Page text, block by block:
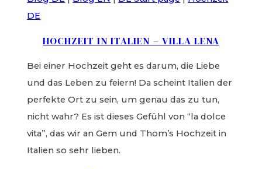
DE
HOCHZEIT IN ITALIEN – VILLA LENA
Bei einer Hochzeit geht es darum, die Liebe
und das Leben zu feiern! Da scheint Italien der
perfekte Ort zu sein, um genau das zu tun,
nicht wahr? Es ist dieses Gefühl von “la dolce
vita”, das wir an Gem und Thom’s Hochzeit in
Italien so sehr lieben.